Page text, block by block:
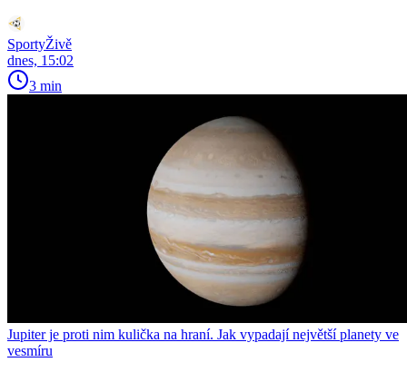
SportyŽivě
dnes, 15:02
3 min
Jupiter je proti nim kulička na hraní. Jak vypadají největší planety ve
vesmíru